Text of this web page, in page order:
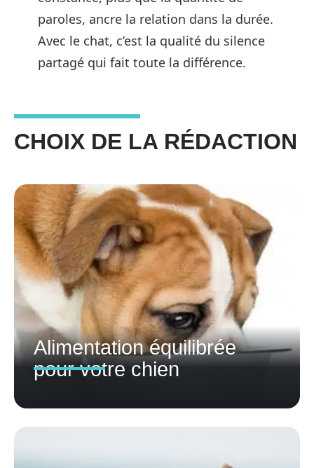
paroles, ancre la relation dans la durée.
Avec le chat, c’est la qualité du silence
partagé qui fait toute la différence.
CHOIX DE LA RÉDACTION
Alimentation équilibrée
pour votre chien